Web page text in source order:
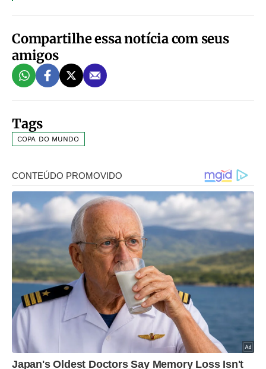
Compartilhe essa notícia com seus
amigos
Tags
COPA DO MUNDO